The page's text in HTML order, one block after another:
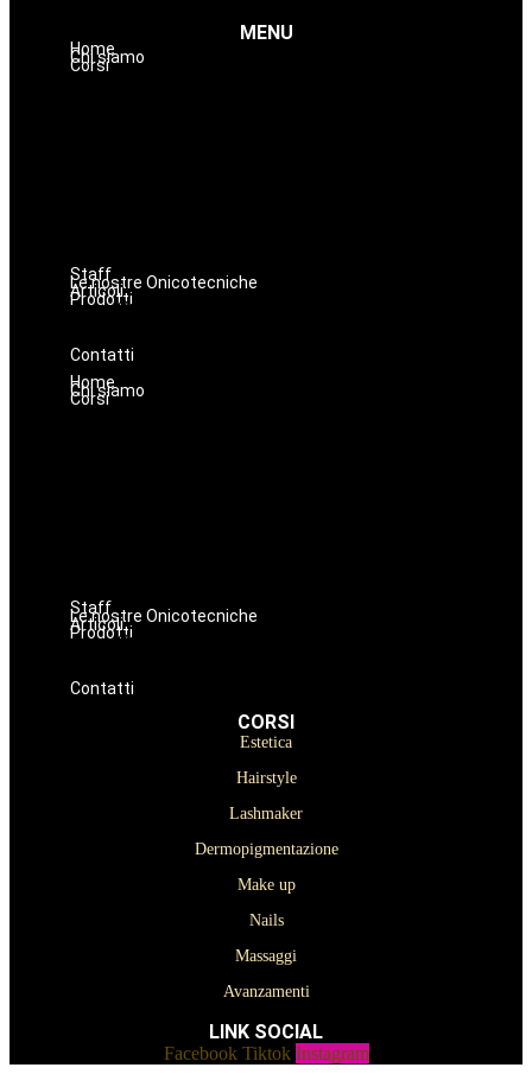
MENU
Home
Chi siamo
Corsi
Staff
Le nostre Onicotecniche
Articoli
ProdottiOniconails
Prodotti per ricostruzione unghie
Contatti
Home
Chi siamo
Corsi
Staff
Le nostre Onicotecniche
Articoli
ProdottiOniconails
Prodotti per ricostruzione unghie
Contatti
CORSI
Estetica
Hairstyle
Lashmaker
Dermopigmentazione
Make up
Nails
Massaggi
Avanzamenti
LINK SOCIAL
Facebook Tiktok Instagram